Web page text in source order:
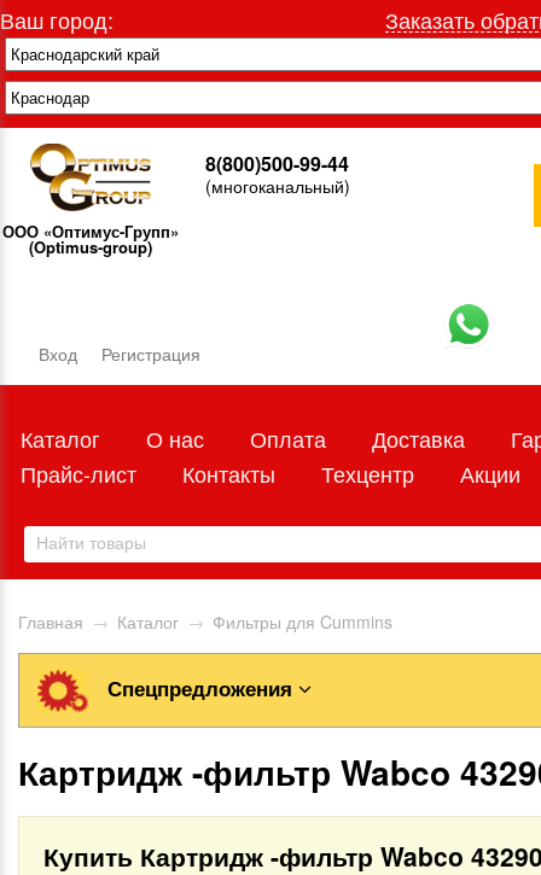
Ваш город: Заказать
ООО «Оптимус-Групп»
(Optimus-group)
8(800)500-99-44
(многоканальный)
Вход Регистрация
Каталог О нас Оплата Доставка
Прайс-лист
Контакты Техцентр Акции
Главная → Каталог → Фильтры для Cummins
Спецпредложения
Картридж -фильтр Wabco
Купить Картридж -фильтр Wabco